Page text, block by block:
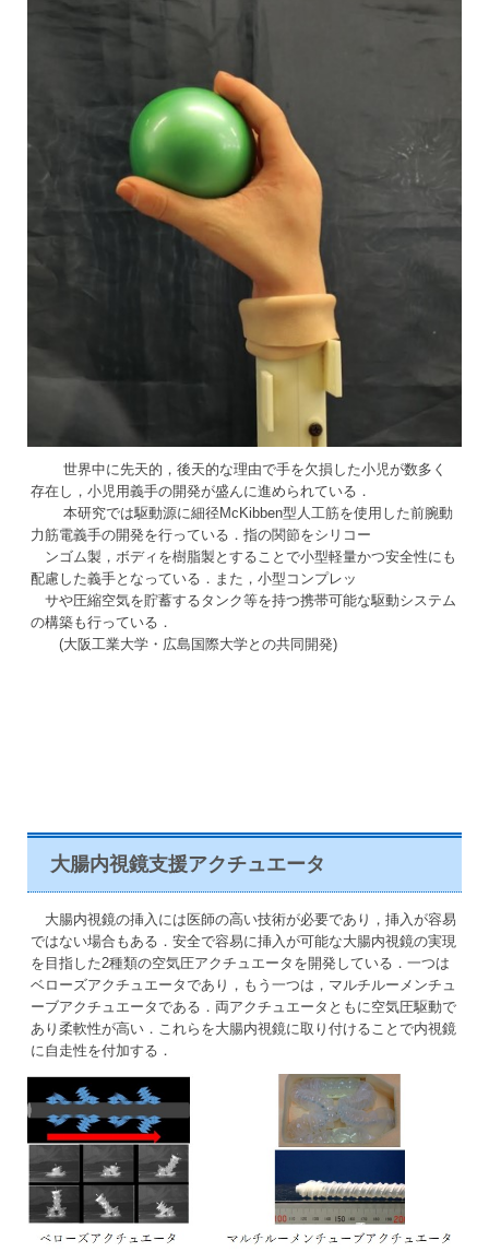
世界中に先天的，後天的な理由で手を欠損した小児が数多く
存在し，小児用義手の開発が盛んに進められている．
本研究では駆動源に細径McKibben型人工筋を使用した前腕動
力筋電義手の開発を行っている．指の関節をシリコー
ンゴム製，ボディを樹脂製とすることで小型軽量かつ安全性にも
配慮した義手となっている．また，小型コンプレッ
サや圧縮空気を貯蓄するタンク等を持つ携帯可能な駆動システム
の構築も行っている．
(大阪工業大学・広島国際大学との共同開発)
大腸内視鏡支援アクチュエータ
大腸内視鏡の挿入には医師の高い技術が必要であり，挿入が容易
ではない場合もある．安全で容易に挿入が可能な大腸内視鏡の実現
を目指した2種類の空気圧アクチュエータを開発している．一つは
ベローズアクチュエータであり，もう一つは，マルチルーメンチュ
ーブアクチュエータである．両アクチュエータともに空気圧駆動で
あり柔軟性が高い．これらを大腸内視鏡に取り付けることで内視鏡
に自走性を付加する．